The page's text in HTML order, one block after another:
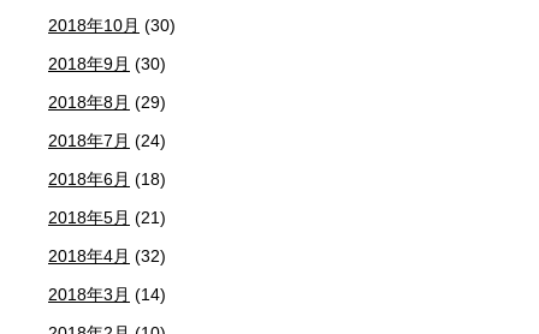
2018年10月 (30)
2018年9月 (30)
2018年8月 (29)
2018年7月 (24)
2018年6月 (18)
2018年5月 (21)
2018年4月 (32)
2018年3月 (14)